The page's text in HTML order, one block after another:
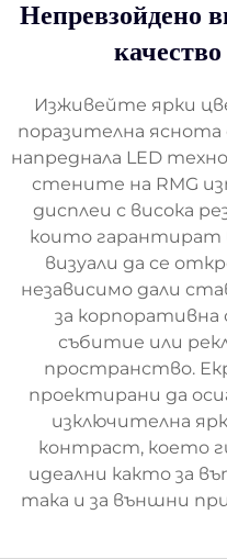
Непревзойдено
качество
Изживейте ярки
поразителна
напреднала LED
стените на RMG
дисплеи с висока
които
визуали да се
независимо дали
за корпоративна
събитие или
пространство.
проектирани да
изключителна
контраст, което
идеални както за
така и за външни